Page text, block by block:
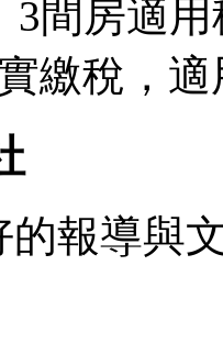
3間房適
繳稅，
報導與